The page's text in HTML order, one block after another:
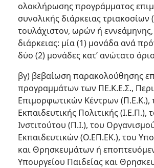
ολοκλήρωσης προγράμματος
συνολικής διάρκειας τριακοσίων
τουλάχιστον, ωρών ή εννεάμηνης,
διάρκειας: μία (1) μονάδα ανά
δύο (2) μονάδες κατ’ ανώτατο
βγ) βεβαίωση παρακολούθησης
προγραμμάτων των ΠΕ.Κ.Ε.Σ.,
Επιμορφωτικών Κέντρων (Π.Ε.Κ.),
Εκπαιδευτικής Πολιτικής (Ι.Ε.Π.),
Ινστιτούτου (Π.Ι.), του
Εκπαιδευτικών (Ο.ΕΠ.ΕΚ.), του
και Θρησκευμάτων ή
Υπουργείου Παιδείας και